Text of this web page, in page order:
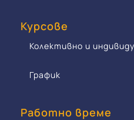
Курсове
Колективно и
График
Работно време